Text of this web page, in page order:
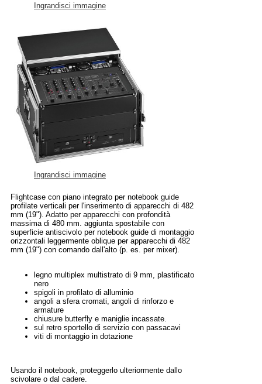
Ingrandisci immagine
Ingrandisci immagine
Flightcase con piano integrato per notebook guide
profilate verticali per l'inserimento di apparecchi di 482
mm (19"). Adatto per apparecchi con profondità
massima di 480 mm. aggiunta spostabile con
superficie antiscivolo per notebook guide di montaggio
orizzontali leggermente oblique per apparecchi di 482
mm (19") con comando dall'alto (p. es. per mixer).
legno multiplex multistrato di 9 mm, plastificato
nero
spigoli in profilato di alluminio
angoli a sfera cromati, angoli di rinforzo e
armature
chiusure butterfly e maniglie incassate.
sul retro sportello di servizio con passacavi
viti di montaggio in dotazione
Usando il notebook, proteggerlo ulteriormente dallo
scivolare o dal cadere.